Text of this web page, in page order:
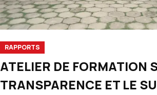
RAPPORTS
ATELIER DE FORMATION
TRANSPARENCE ET LE